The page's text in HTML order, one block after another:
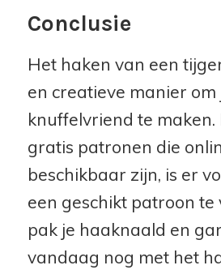
Conclusie
Het haken van een
en creatieve manier om
knuffelvriend te maken.
gratis patronen die
beschikbaar zijn, is er
een geschikt patroon te
pak je haaknaald en
vandaag nog met het